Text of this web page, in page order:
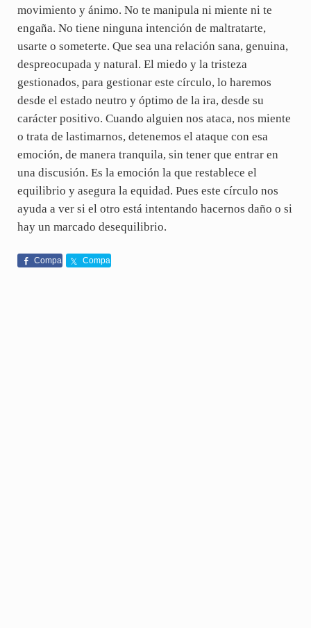
movimiento y ánimo. No te manipula ni miente ni te
engaña. No tiene ninguna intención de maltratarte,
usarte o someterte. Que sea una relación sana, genuina,
despreocupada y natural. El miedo y la tristeza
gestionados, para gestionar este círculo, lo haremos
desde el estado neutro y óptimo de la ira, desde su
carácter positivo. Cuando alguien nos ataca, nos miente
o trata de lastimarnos, detenemos el ataque con esa
emoción, de manera tranquila, sin tener que entrar en
una discusión. Es la emoción la que restablece el
equilibrio y asegura la equidad. Pues este círculo nos
ayuda a ver si el otro está intentando hacernos daño o si
hay un marcado desequilibrio.
Compa
Compa